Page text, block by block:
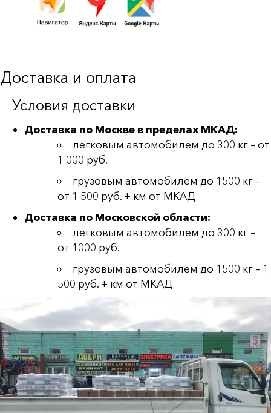
Доставка и оплата
Условия доставки
Доставка по Москве в пределах МКАД:
легковым автомобилем до 300 кг – от
1 000 руб.
грузовым автомобилем до 1500 кг –
от 1 500 руб. + км от МКАД
Доставка по Московской области:
легковым автомобилем до 300 кг –
от 1000 руб.
грузовым автомобилем до 1500 кг – 1
500 руб. + км от МКАД